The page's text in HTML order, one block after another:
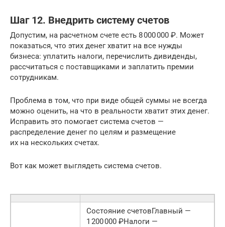
Шаг 12. Внедрить систему счетов
Допустим, на расчетном счете есть 8 000 000 ₽. Может
показаться, что этих денег хватит на все нужды
бизнеса: уплатить налоги, перечислить дивиденды,
рассчитаться с поставщиками и заплатить премии
сотрудникам.
Проблема в том, что при виде общей суммы не всегда
можно оценить, на что в реальности хватит этих денег.
Исправить это помогает система счетов —
распределение денег по целям и размещение
их на нескольких счетах.
Вот как может выглядеть система счетов.
Состояние счетовГлавный —
1 200 000 ₽Налоги —